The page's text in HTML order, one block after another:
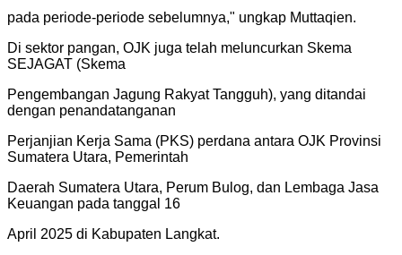
pada periode-periode sebelumnya," ungkap Muttaqien.
Di sektor pangan, OJK juga telah meluncurkan Skema
SEJAGAT (Skema
Pengembangan Jagung Rakyat Tangguh), yang ditandai
dengan penandatanganan
Perjanjian Kerja Sama (PKS) perdana antara OJK Provinsi
Sumatera Utara, Pemerintah
Daerah Sumatera Utara, Perum Bulog, dan Lembaga Jasa
Keuangan pada tanggal 16
April 2025 di Kabupaten Langkat.